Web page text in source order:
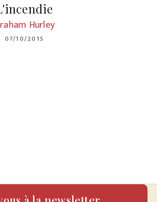
Hurley
07/10/2015